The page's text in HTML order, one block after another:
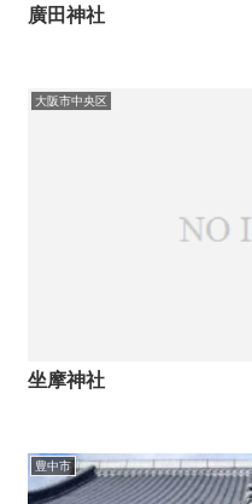
廣田神社
大阪市中央区
坐摩神社
豊中市